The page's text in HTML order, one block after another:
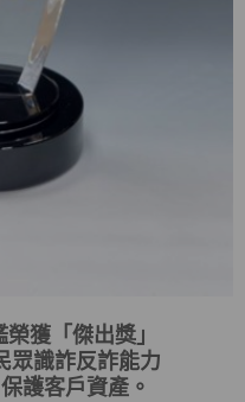
獲「傑出獎」
眾識詐反詐能力
保護客戶資產。